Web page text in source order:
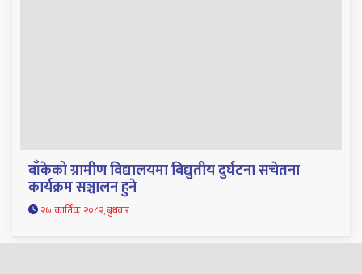
बाँकेको ग्रामीण विद्यालयमा बिद्युतीय दुर्घटना सचेतना
कार्यक्रम सञ्चालन हुने
२७ कार्तिक २०८२, बुधवार